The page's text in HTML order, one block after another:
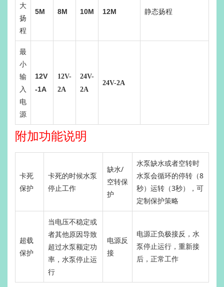
大
扬
程
5M 8M 10M 12M 静态扬程
最
小
输
入
电
源
12V
-1A
12V-
2A
24V-
2A
24V-2A
附加功能说明
卡死
保护
卡死的时候水泵
停止工作
缺水/
空转保
护
水泵缺水或者空转时
水泵会循环的停转（8
秒）运转（3秒），可
定制保护策略
超载
保护
当电压不稳定或
者其他原因导致
超过水泵额定功
率，水泵停止运
行
电源反
接
电源正负极接反，水
泵停止运行，重新接
后，正常工作